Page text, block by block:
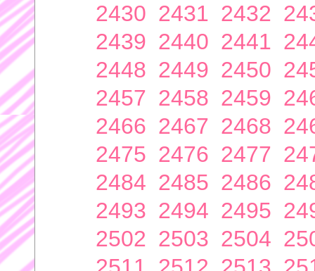
2430 2431 2432
2439 2440 2441
2448 2449 2450
2457 2458 2459
2466 2467 2468
2475 2476 2477
2484 2485 2486
2493 2494 2495
2502 2503 2504